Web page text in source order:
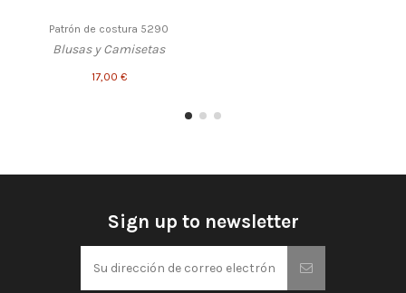
Patrón de costura 5290
Blusas y Camisetas
17,00 €
Sign up to newsletter